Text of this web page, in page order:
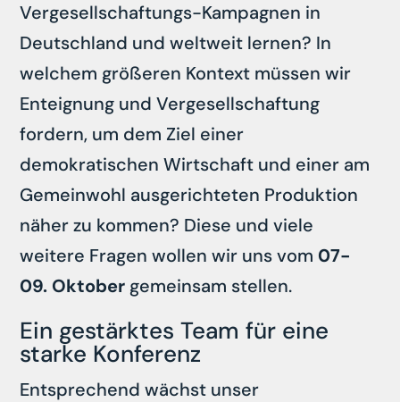
Vergesellschaftungs-Kampagnen in
Deutschland und weltweit lernen? In
welchem größeren Kontext müssen wir
Enteignung und Vergesellschaftung
fordern, um dem Ziel einer
demokratischen Wirtschaft und einer am
Gemeinwohl ausgerichteten Produktion
näher zu kommen? Diese und viele
weitere Fragen wollen wir uns vom 07-
09. Oktober gemeinsam stellen.
Ein gestärktes Team für eine
starke Konferenz
Entsprechend wächst unser